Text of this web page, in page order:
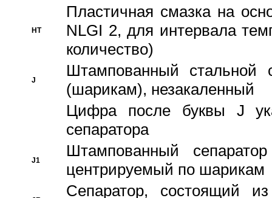
HT
Пластичная смазка на
NLGI 2, для интервала
количество)
J
Штампованный стальной
(шарикам), незакаленный
Цифра после буквы J
сепаратора
J1
Штампованный
центрируемый по шарикам
Сепаратор, состоящий